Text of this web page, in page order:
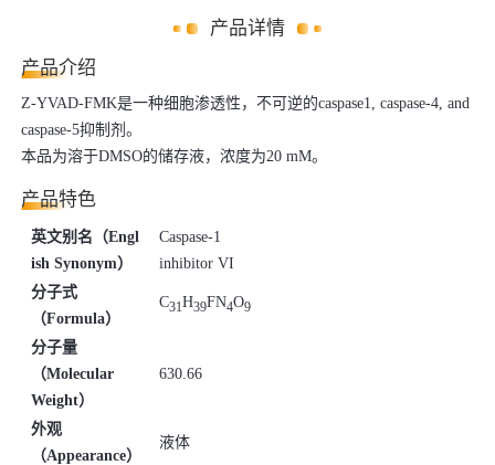
产品详情
产品介绍
Z-YVAD-FMK是一种细 胞渗透性，不可逆的caspase1, caspase-4, and
caspase-5抑制剂。
本品为溶于DMSO的储存液，浓度为20 mM。
产品特色
英文别名（Engl
ish Synonym）
Caspase-1
inhibitor VI
分子式
（Formula）
C31H39FN4O9
分子量
（Molecular
Weight）
630.66
外观
（Appearance）
液体